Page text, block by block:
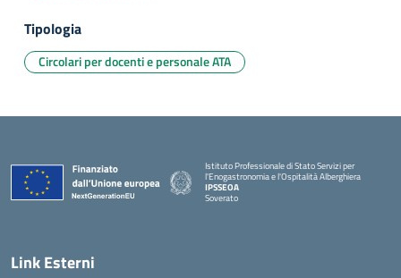
Tipologia
Circolari per docenti e personale ATA
Istituto Professionale di Stato Servizi per
l'Enogastronomia e l'Ospitalità Alberghiera
IPSSEOA
Soverato
Link Esterni